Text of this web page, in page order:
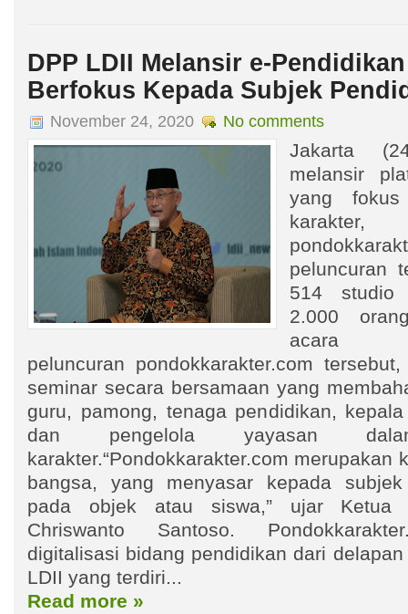
DPP LDII Melansir e-
Berfokus Kepada Subjek
November 24, 2020 No comments
Jakarta
melansir
yang fokus
karakter,
peluncuran
514
2.000
acara
peluncuran pondokkarakter.com
seminar secara bersamaan yang
guru, pamong, tenaga pendidikan,
dan pengelola yayasan
karakter.“Pondokkarakter.com merupakan
bangsa, yang menyasar kepada
pada objek atau siswa,” ujar Ketua
Chriswanto Santoso.
digitalisasi bidang pendidikan dari
LDII yang terdiri...
Read more »